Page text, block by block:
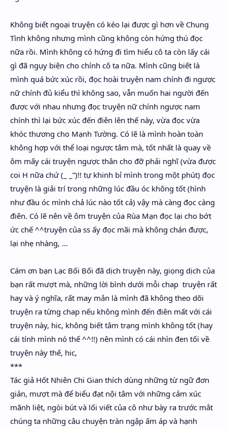
Không biết ngoại truyện có kéo lại được gì hơn về Chung
Tình không nhưng mình cũng không còn hứng thú đọc
nữa rồi. Mình không có hứng đi tìm hiểu cô ta còn lấy cái
gì đã ngụy biện cho chính cô ta nữa. Mình cũng biết là
mình quá bức xúc rồi, đọc hoài truyện nam chính đi ngược
nữ chính đủ kiểu thì không sao, vẫn muốn hai người đến
được với nhau nhưng đọc truyện nữ chính ngược nam
chính thì lại bức xúc đến điên lên thế này, vừa đọc vừa
khóc thương cho Mạnh Tường. Có lẽ là mình hoàn toàn
không hợp với thể loại ngược tâm mà, tốt nhất là quay về
ôm mấy cái truyện ngược thân cho đỡ phải nghĩ (vừa được
coi H nữa chứ (_ _”)!! tự khinh bỉ mình trong một phút) đọc
truyện là giải trí trong những lúc đầu óc không tốt (hình
như đầu óc mình chả lúc nào tốt cả) vậy mà càng đọc càng
điên. Có lẽ nên về ôm truyện của Rùa Mạn đọc lại cho bớt
ức chế ^^truyện của ss ấy đọc mãi mà không chán được,
lại nhẹ nhàng, …
Cám ơn bạn Lạc Bối Bối đã dịch truyện này, giọng dịch của
bạn rất mượt mà, những lời bình dưới mỗi chap truyện rất
hay và ý nghĩa, rất may mắn là mình đã không theo dõi
truyện ra từng chap nếu không mình đến điên mất với cái
truyện này, hic, không biết tâm trạng mình không tốt (hay
cái tính mình nó thế ^^!!) nên mình có cái nhìn đen tối về
truyện này thế, hic,
***
Tác giả Hốt Nhiên Chi Gian thích dùng những từ ngữ đơn
giản, mượt mà để biểu đạt nội tâm với những cảm xúc
mãnh liệt, ngòi bút và lối viết của cô như bày ra trước mắt
chúng ta những câu chuyện tràn ngập ấm áp và hạnh